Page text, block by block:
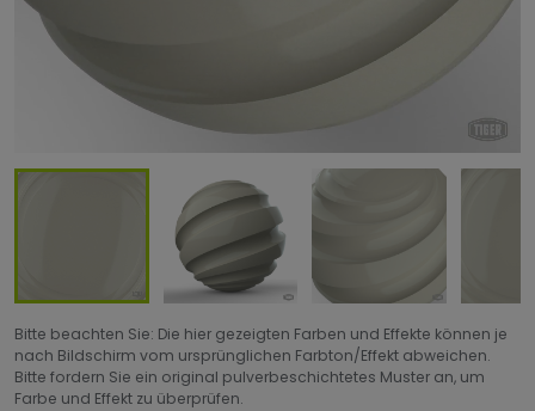
Bitte beachten Sie: Die hier gezeigten Farben und Effekte können je
nach Bildschirm vom ursprünglichen Farbton/Effekt abweichen.
Bitte fordern Sie ein original pulverbeschichtetes Muster an, um
Farbe und Effekt zu überprüfen.